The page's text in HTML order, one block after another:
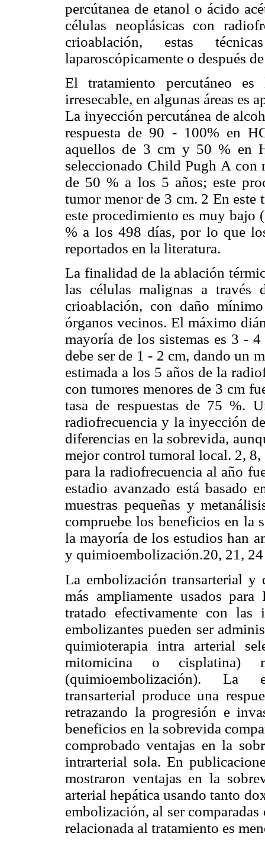
percútanea de etanol o ácido
células neoplásicas con
crioablación, estas
laparoscópicamente o después
El tratamiento percutáneo
irresecable, en algunas áreas es
La inyección percutánea de
respuesta de 90 - 100% en
aquellos de 3 cm y 50 % en
seleccionado Child Pugh A con
de 50 % a los 5 años; este
tumor menor de 3 cm. 2 En este
este procedimiento es muy bajo
% a los 498 días, por lo que
reportados en la literatura.
La finalidad de la ablación
las células malignas a
crioablación, con daño
órganos vecinos. El máximo
mayoría de los sistemas es 3 -
debe ser de 1 - 2 cm, dando un
estimada a los 5 años de la
con tumores menores de 3 cm
tasa de respuestas de 75 %.
radiofrecuencia y la inyección
diferencias en la sobrevida,
mejor control tumoral local. 2, 8,
para la radiofrecuencia al año
estadio avanzado está basado
muestras pequeñas y
compruebe los beneficios en la
la mayoría de los estudios han
y quimioembolización.20, 21, 24
La embolización transarterial y
más ampliamente usados
tratado efectivamente con las
embolizantes pueden ser
quimioterapia intra arterial
mitomicina o cisplatina)
(quimioembolización). La
transarterial produce una
retrazando la progresión e
beneficios en la sobrevida
comprobado ventajas en la
intrarterial sola. En
mostraron ventajas en la
arterial hepática usando tanto
embolización, al ser
relacionada al tratamiento es